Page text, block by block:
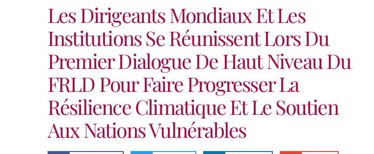
Les Dirigeants Mondiaux Et Les
Institutions Se Réunissent Lors Du
Premier Dialogue De Haut Niveau Du
FRLD Pour Faire Progresser La
Résilience Climatique Et Le Soutien
Aux Nations Vulnérables